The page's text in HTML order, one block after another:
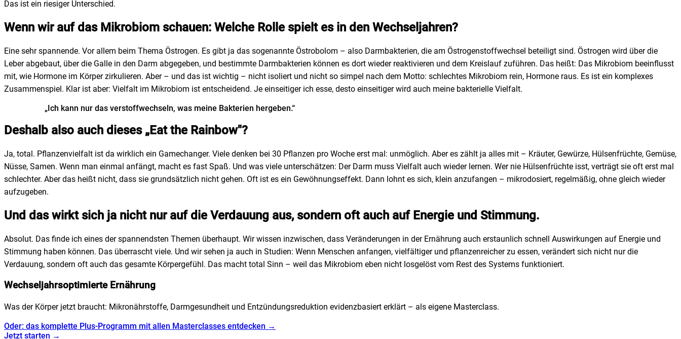
Das ist ein riesiger Unterschied.
Wenn wir auf das Mikrobiom schauen: Welche Rolle spielt es in den Wechseljahren?
Eine sehr spannende. Vor allem beim Thema Östrogen. Es gibt ja das sogenannte Östrobolom – also Darmbakterien, die am Östrogenstoffwechsel beteiligt sind. Östrogen wird über die
Leber abgebaut, über die Galle in den Darm abgegeben, und bestimmte Darmbakterien können es dort wieder reaktivieren und dem Kreislauf zuführen. Das heißt: Das Mikrobiom beeinflusst
mit, wie Hormone im Körper zirkulieren. Aber – und das ist wichtig – nicht isoliert und nicht so simpel nach dem Motto: schlechtes Mikrobiom rein, Hormone raus. Es ist ein komplexes
Zusammenspiel. Klar ist aber: Vielfalt im Mikrobiom ist entscheidend. Je einseitiger ich esse, desto einseitiger wird auch meine bakterielle Vielfalt.
„Ich kann nur das verstoffwechseln, was meine Bakterien hergeben.“
Deshalb also auch dieses „Eat the Rainbow"?
Ja, total. Pflanzenvielfalt ist da wirklich ein Gamechanger. Viele denken bei 30 Pflanzen pro Woche erst mal: unmöglich. Aber es zählt ja alles mit – Kräuter, Gewürze, Hülsenfrüchte, Gemüse,
Nüsse, Samen. Wenn man einmal anfängt, macht es fast Spaß. Und was viele unterschätzen: Der Darm muss Vielfalt auch wieder lernen. Wer nie Hülsenfrüchte isst, verträgt sie oft erst mal
schlechter. Aber das heißt nicht, dass sie grundsätzlich nicht gehen. Oft ist es ein Gewöhnungseffekt. Dann lohnt es sich, klein anzufangen – mikrodosiert, regelmäßig, ohne gleich wieder
aufzugeben.
Und das wirkt sich ja nicht nur auf die Verdauung aus, sondern oft auch auf Energie und Stimmung.
Absolut. Das finde ich eines der spannendsten Themen überhaupt. Wir wissen inzwischen, dass Veränderungen in der Ernährung auch erstaunlich schnell Auswirkungen auf Energie und
Stimmung haben können. Das überrascht viele. Und wir sehen ja auch in Studien: Wenn Menschen anfangen, vielfältiger und pflanzenreicher zu essen, verändert sich nicht nur die
Verdauung, sondern oft auch das gesamte Körpergefühl. Das macht total Sinn – weil das Mikrobiom eben nicht losgelöst vom Rest des Systems funktioniert.
Wechseljahrsoptimierte Ernährung
Was der Körper jetzt braucht: Mikronährstoffe, Darmgesundheit und Entzündungsreduktion evidenzbasiert erklärt – als eigene Masterclass.
Oder: das komplette Plus-Programm mit allen Masterclasses entdecken →
Jetzt starten →